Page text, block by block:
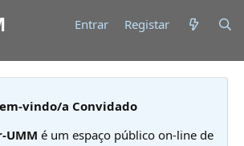
Entrar Registar
vindo/a Convidado
UMM é um espaço público on-line de